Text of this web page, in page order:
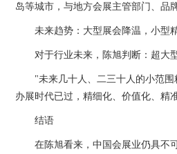
岛等城市，与地方会展主管部门、品
未来趋势：大型展会降温，小型
对于行业未来，陈旭判断：超大
"未来几十人、二三十人的小范
办展时代已过，精细化、价值化、精
结语
在陈旭看来，中国会展业仍具不